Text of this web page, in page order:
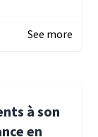
See more
à son
en